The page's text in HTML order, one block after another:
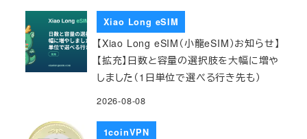
Xiao Long eSIM
【Xiao Long eSIM（小龍eSIM）お知らせ】
【拡充】日数と容量の選択肢を大幅に増や
しました（1日単位で選べる行き先も）
2026-08-08
1coinVPN